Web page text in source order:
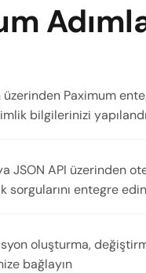
Paximum
bilgilerinizi
JSON API üzerinden
sorgularını entegre edin
oluşturma,
bağlayın